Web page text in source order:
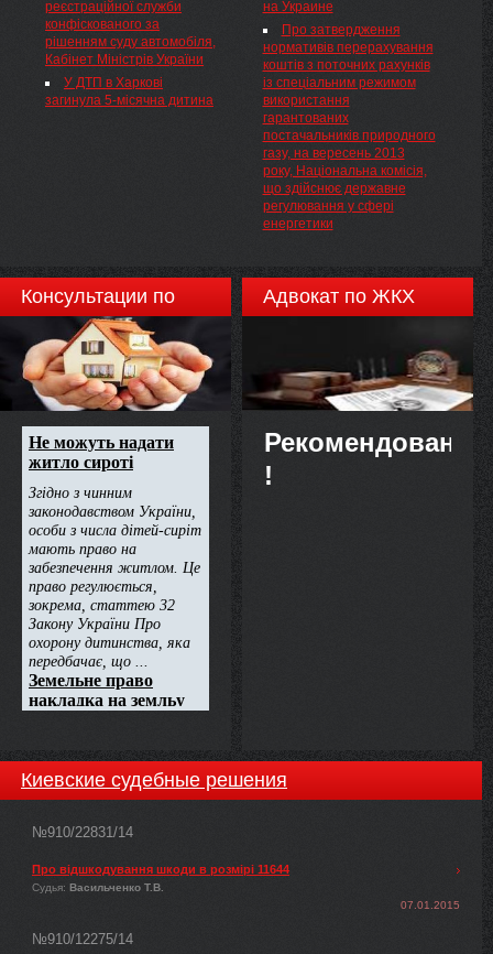
реєстраційної служби
конфіскованого за
рішенням суду автомобіля,
Кабінет Міністрів України
У ДТП в Харкові
загинула 5-місячна дитина
напрямами оцінки майна не
рідше одного разу на два роки,
НАКАЗУЮ:
на Украине
Про затвердження
нормативів перерахування
коштів з поточних рахунків
із спеціальним режимом
використання
гарантованих
постачальників природного
газу, на вересень 2013
року, Національна комісія,
що здійснює державне
регулювання у сфері
енергетики
Консультации по
недвижимости
Адвокат по ЖКХ
Рекомендовано
!
Киевские судебные решения
№910/22831/14
Про відшкодування шкоди в розмірі 11644
Судья: Васильченко Т.В.
07.01.2015
№910/12275/14